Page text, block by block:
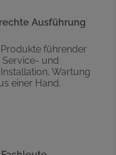
Ausführung
führender
Service- und
Wartung
einer Hand.